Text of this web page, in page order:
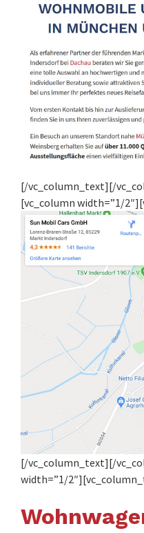
[/vc_column_text][/
[vc_column width=”1/
[/vc_column_text][/
width=”1/